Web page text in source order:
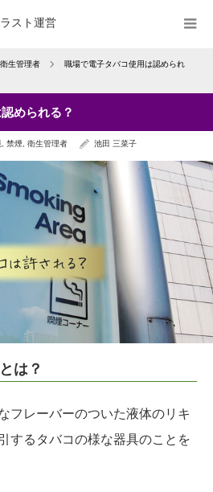
スト運営
衛生管理者
職場で電子タバコ使用は認められ
められる？
禁煙 衛生管理者 池田 三菜子
は？
フレーバーのついた液体のリキ
するタバコの様な器具のことを